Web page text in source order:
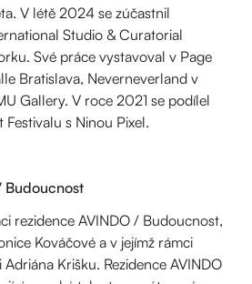
V létě 2024 se zúčastnil
Studio & Curatorial
Své práce vystavoval v Page
Bratislava, Neverneverland v
Gallery. V roce 2021 se podílel
Festivalu s Ninou Pixel.
Budoucnost
rezidence AVINDO / Budoucnost,
Kováčové a v jejímž rámci
Krišku. Rezidence AVINDO